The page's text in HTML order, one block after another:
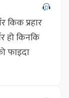
किक प्रहार
हो किनकि
फाइदा